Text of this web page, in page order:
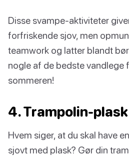
Disse svampe-aktiviteter
forfriskende sjov, men
teamwork og latter blandt
nogle af de bedste vandlege
sommeren!
4. Trampolin-plask
Hvem siger, at du skal have
sjovt med plask? Gør din